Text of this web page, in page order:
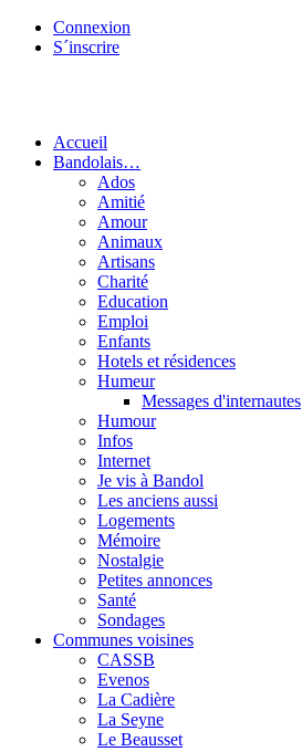
Connexion
S´inscrire
Accueil
Bandolais…
Ados
Amitié
Amour
Animaux
Artisans
Charité
Education
Emploi
Enfants
Hotels et résidences
Humeur
Messages d'internautes
Humour
Infos
Internet
Je vis à Bandol
Les anciens aussi
Logements
Mémoire
Nostalgie
Petites annonces
Santé
Sondages
Communes voisines
CASSB
Evenos
La Cadière
La Seyne
Le Beausset